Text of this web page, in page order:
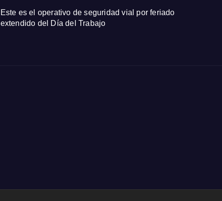
Este es el operativo de seguridad vial por feriado
extendido del Día del Trabajo